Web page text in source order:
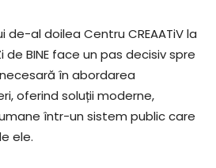
de-al doilea Centru CREAATiV la
de BINE face un pas decisiv spre
în abordarea
oferind soluții moderne,
într-un sistem public care
ele.